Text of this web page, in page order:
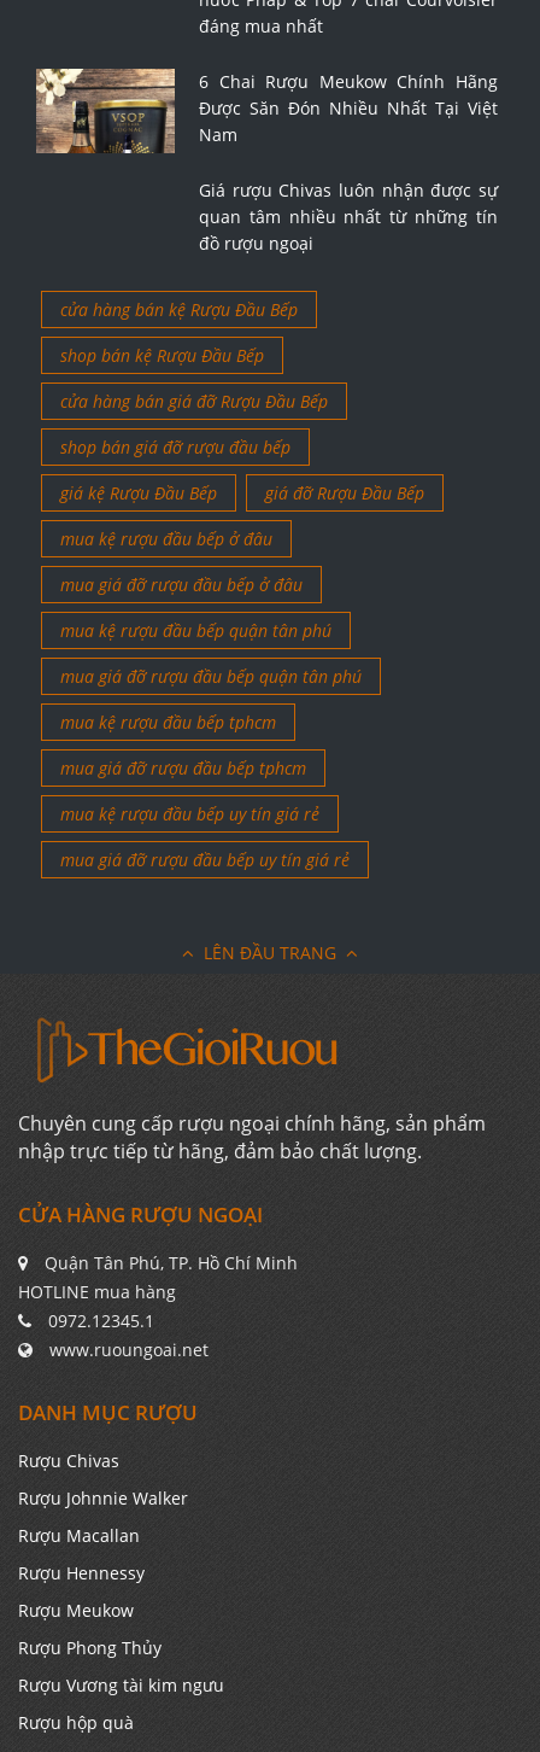
đáng mua nhất
6 Chai Rượu Meukow Chính Hãng
Được Săn Đón Nhiều Nhất Tại Việt
Nam
Giá rượu Chivas luôn nhận được sự
quan tâm nhiều nhất từ những tín
đồ rượu ngoại
cửa hàng bán kệ Rượu Đầu Bếp
shop bán kệ Rượu Đầu Bếp
cửa hàng bán giá đỡ Rượu Đầu Bếp
shop bán giá đỡ rượu đầu bếp
giá kệ Rượu Đầu Bếp
giá đỡ Rượu Đầu Bếp
mua kệ rượu đầu bếp ở đâu
mua giá đỡ rượu đầu bếp ở đâu
mua kệ rượu đầu bếp quận tân phú
mua giá đỡ rượu đầu bếp quận tân phú
mua kệ rượu đầu bếp tphcm
mua giá đỡ rượu đầu bếp tphcm
mua kệ rượu đầu bếp uy tín giá rẻ
mua giá đỡ rượu đầu bếp uy tín giá rẻ
LÊN ĐẦU TRANG
Chuyên cung cấp rượu ngoại chính hãng, sản phẩm
nhập trực tiếp từ hãng, đảm bảo chất lượng.
CỬA HÀNG RƯỢU NGOẠI
Quận Tân Phú, TP. Hồ Chí Minh
HOTLINE mua hàng
0972.12345.1
www.ruoungoai.net
DANH MỤC RƯỢU
Rượu Chivas
Rượu Johnnie Walker
Rượu Macallan
Rượu Hennessy
Rượu Meukow
Rượu Phong Thủy
Rượu Vương tài kim ngưu
Rượu hộp quà